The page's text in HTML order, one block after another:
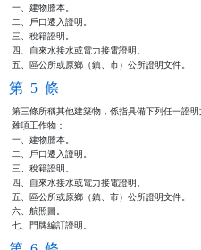
一、建物謄本。
二、戶口遷入證明。
三、稅籍證明。
四、自來水接水或電力接電證明。
五、區公所或原鄉（鎮、市）公所證明文件。
第 5 條
第三條所稱其他建築物，係指具備下列任一證
雜項工作物：
一、建物謄本。
二、戶口遷入證明。
三、稅籍證明。
四、自來水接水或電力接電證明。
五、區公所或原鄉（鎮、市）公所證明文件。
六、航照圖。
七、門牌編訂證明。